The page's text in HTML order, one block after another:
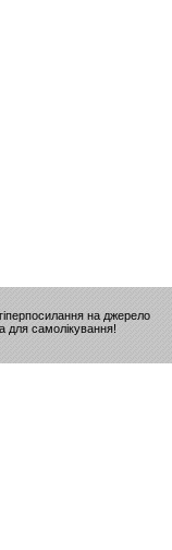
на джерело
для самолікування!